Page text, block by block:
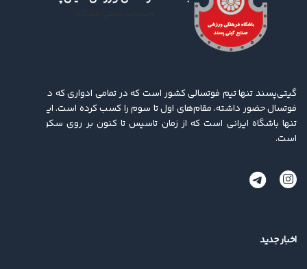
گیتی‌پسند تنها تیم فوتسالی کشور است که در تمامی ادواری که در لیگ برتر
فوتسال حضور داشته، مقام‌های اول تا سوم را کسب کرده ‌است. این باشگاه
تنها باشگاه ایرانی است که از زمان تاسیس تا کنون بر روی سکو ایستاده
است.
اخبار جدید